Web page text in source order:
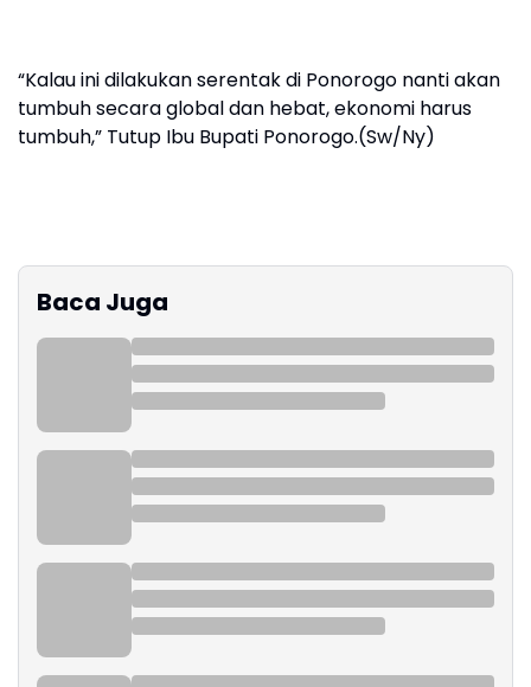
“Kalau ini dilakukan serentak di Ponorogo nanti akan
tumbuh secara global dan hebat, ekonomi harus
tumbuh,” Tutup Ibu Bupati Ponorogo.(Sw/Ny)
Baca Juga